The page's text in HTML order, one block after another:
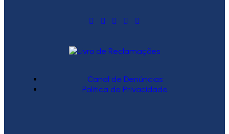
Canal de Denúncias
Política de Privacidade